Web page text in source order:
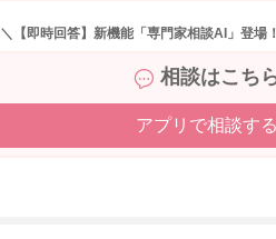
＼【即時回答】新機能「専門家相談AI」登場
相談はこち
アプリで相談する